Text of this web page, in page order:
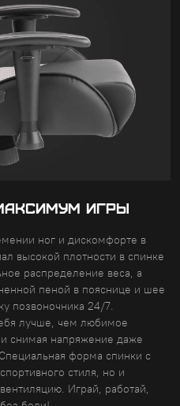
ИГРЫ
ног и дискомфорте в
высокой плотности в спинке
распределение веса, а
пеной в пояснице и шее
позвоночника 24/7.
лучше, чем любимое
снимая напряжение даже
форма спинки с
стиля, но и
Играй, работай,